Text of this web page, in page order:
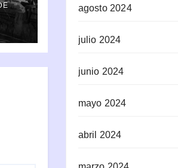
agosto 2024
julio 2024
junio 2024
mayo 2024
abril 2024